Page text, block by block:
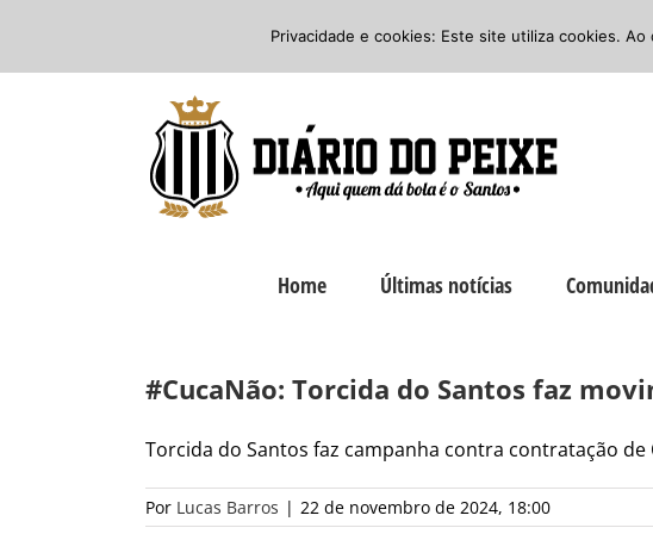
o
Facebook
Instagram
Home Últimas notícias
#CucaNão: Torcida do Santos faz
Torcida do Santos faz campanha contra contratação de
Por Lucas Barros | 22 de novembro de 2024, 18:00
Privacidade e cookies: Este site utiliza cookies.